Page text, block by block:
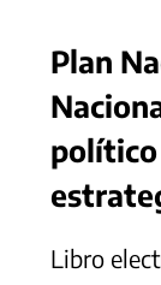
Plan
político
Libro